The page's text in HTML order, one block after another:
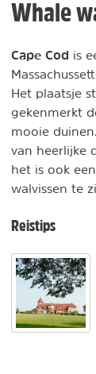
Whale
Cape Cod is
Het plaatsje
gekenmerkt
mooie
van heerlijke
het is ook
walvissen te
Reistips